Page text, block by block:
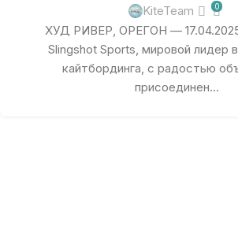
KiteTeam 0
ХУД РИВЕР, ОРЕГОН —
Slingshot Sports, мировой лидер
кайтбординга, с радостью
присоединен...